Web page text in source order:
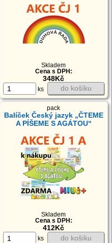
Skladem
Cena s DPH:
348Kč
ks do košíku
pack
Balíček Český jazyk „ČTEME
A PÍŠEME S AGÁTOU“
Skladem
Cena s DPH:
412Kč
ks do košíku